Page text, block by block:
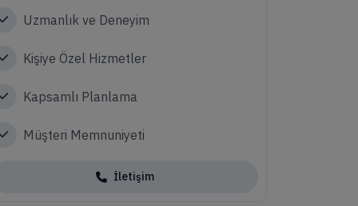
Uzmanlık ve Deneyim
Kişiye Özel Hizmetler
Kapsamlı Planlama
Müşteri Memnuniyeti
İletişim